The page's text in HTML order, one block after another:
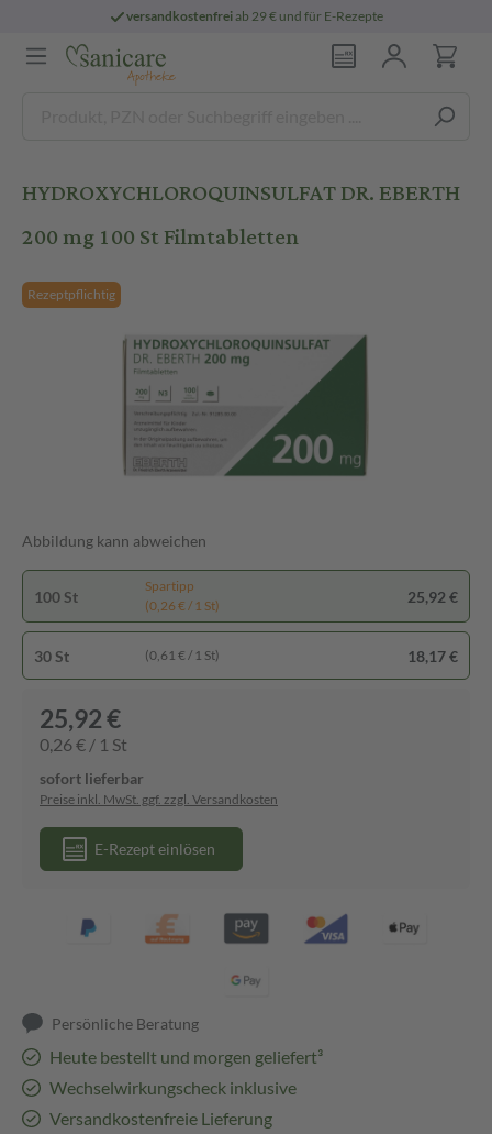
versandkostenfreiab 29 € und für E-Rezepte
HYDROXYCHLOROQUINSULFAT DR. EBERTH
200 mg 100 St Filmtabletten
Rezeptpflichtig
Abbildung kann abweichen
100 St
Spartipp
(0,26 € / 1 St)
25,92 €
30 St (0,61 € / 1 St) 18,17 €
25,92 €
0,26 € / 1 St
sofort lieferbar
Preise inkl. MwSt. ggf. zzgl. Versandkosten
E-Rezept einlösen
Persönliche Beratung
Heute bestellt und morgen geliefert³
Wechselwirkungscheck inklusive
Versandkostenfreie Lieferung